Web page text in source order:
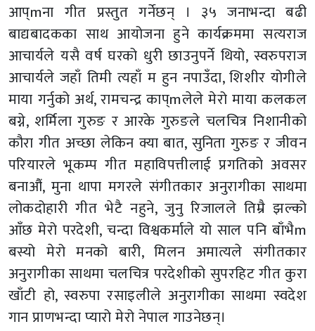
आप्mना गीत प्रस्तुत गर्नेछन् । ३५ जनाभन्दा बढी
बाद्यबादकका साथ आयोजना हुने कार्यक्रममा सत्यराज
आचार्यले यसै वर्ष घरको धुरी छाउनुपर्ने थियो, स्वरुपराज
आचार्यले जहाँ तिमी त्यहाँ म हुन नपाउँदा, शिशीर योगीले
माया गर्नुको अर्थ, रामचन्द्र काप्mलेले मेरो माया कलकल
बग्ने, शर्मिला गुरुङ र आरके गुरुङले चलचित्र निशानीको
कौरा गीत अच्छा लेकिन क्या बात, सुनिता गुरुङ र जीवन
परियारले भूकम्प गीत महाविपत्तीलाई प्रगतिको अवसर
बनाऔं, मुना थापा मगरले संगीतकार अनुरागीका साथमा
लोकदोहारी गीत भेटै नहुने, जुनु रिजालले तिम्रै झल्को
आँछ मेरो परदेशी, चन्दा विश्वकर्माले यो साल पनि बाँभैm
बस्यो मेरो मनको बारी, मिलन अमात्यले संगीतकार
अनुरागीका साथमा चलचित्र परदेशीको सुपरहिट गीत कुरा
खाँटी हो, स्वरुपा रसाइलीले अनुरागीका साथमा स्वदेश
गान प्राणभन्दा प्यारो मेरो नेपाल गाउनेछन्।